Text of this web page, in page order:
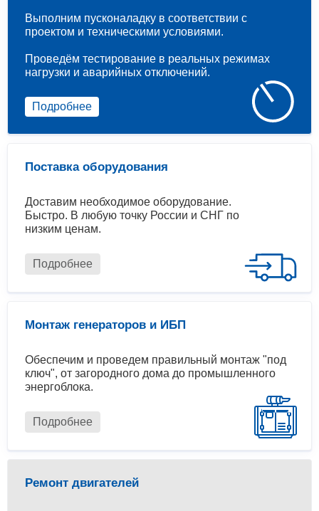
Поставка оборудования
Доставим необходимое оборудование.
Быстро. В любую точку России и СНГ по
низким ценам.
Подробнее
Монтаж генераторов и ИБП
Обеспечим и проведем правильный монтаж "под
ключ", от загородного дома до промышленного
энергоблока.
Подробнее
Выполним пусконаладку в соответствии с
проектом и техническими условиями.
Проведём тестирование в реальных режимах
нагрузки и аварийных отключений.
Подробнее
Ремонт двигателей